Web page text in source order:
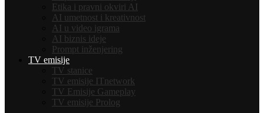
Etika i pravni okviri AI
AI umetnost i kreativnost
AI u video igrama
AI biznis ideje
Prompt inženjering
TV emisije
TV stanice
TV emisije ITnetwork
TV Emisije Gameplay
TV emisije Prolog